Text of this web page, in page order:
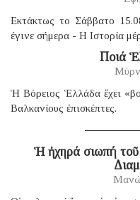
Εκτάκτως το Σάββατο
έγινε σήμερα - Η Ιστορία
Ποιά
Ἡ Βόρειος Ἑλλάδα ἔχει
Βαλκανίους ἐπισκέπτες.
Ἡ ἠχηρά σιωπή